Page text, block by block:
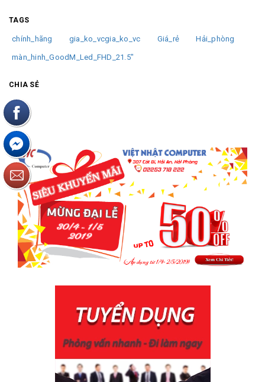
TAGS
chính_hãng gia_ko_vcgia_ko_vc Giá_rẻ Hải_phòng
màn_hinh_GoodM_Led_FHD_21.5"
CHIA SẺ